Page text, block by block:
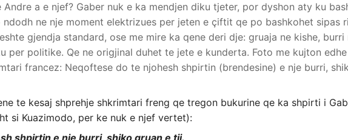
a e njef? Gaber nuk e ka mendjen diku tjeter, por dyshon aty ku
ndodh ne nje moment elektrizues per jeten e çiftit qe po bashkohet sipas
gjendja standard, ose me mire ka qene deri dje: gruaja ne kishe, burri
per politike. Qe ne origjinal duhet te jete e kunderta. Foto me kujton
francez: Neqoftese do te njohesh shpirtin (brendesine) e nje burri,
te kesaj shprehje shkrimtari freng qe tregon bukurine qe ka shpirti i
si Kuazimodo, per ke nuk e njef vertet):